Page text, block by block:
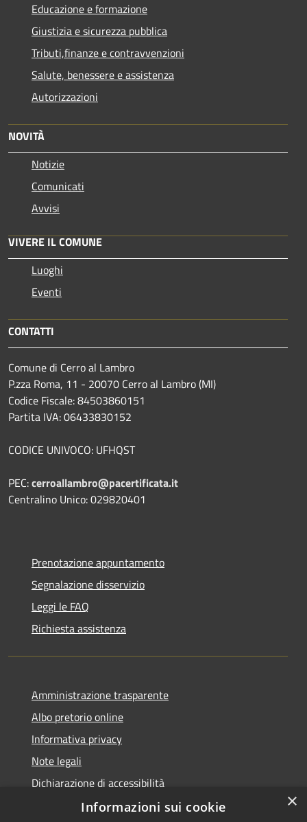
Educazione e formazione
Giustizia e sicurezza pubblica
Tributi,finanze e contravvenzioni
Salute, benessere e assistenza
Autorizzazioni
NOVITÀ
Notizie
Comunicati
Avvisi
VIVERE IL COMUNE
Luoghi
Eventi
CONTATTI
Comune di Cerro al Lambro
P.zza Roma, 11 - 20070 Cerro al Lambro (MI)
Codice Fiscale: 84503860151
Partita IVA: 06433830152
CODICE UNIVOCO: UFHQST
PEC:cerroallambro@pacertificata.it
Centralino Unico: 029820401
Prenotazione appuntamento
Segnalazione disservizio
Leggi le FAQ
Richiesta assistenza
Amministrazione trasparente
Albo pretorio online
Informativa privacy
Note legali
Dichiarazione di accessibilità
×
Informazioni sui cookie